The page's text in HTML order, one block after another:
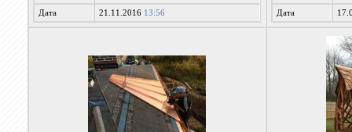
Дата 21.11.2016 13:56 Дата